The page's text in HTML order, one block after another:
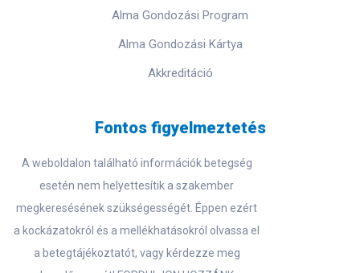
Alma Gondozási Program
Alma Gondozási Kártya
Akkreditáció
Fontos figyelmeztetés
A weboldalon található információk betegség
esetén nem helyettesítik a szakember
megkeresésének szükségességét. Éppen ezért
a kockázatokról és a mellékhatásokról olvassa el
a betegtájékoztatót, vagy kérdezze meg